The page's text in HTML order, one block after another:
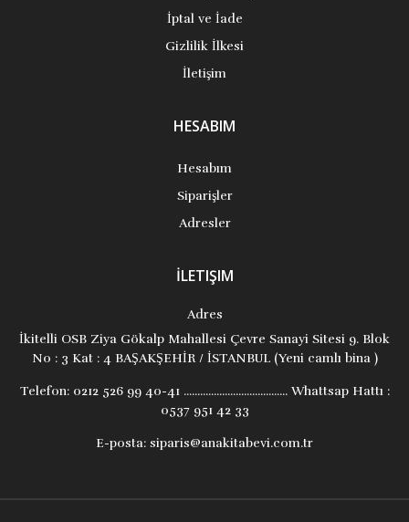
İptal ve İade
Gizlilik İlkesi
İletişim
HESABIM
Hesabım
Siparişler
Adresler
İLETIŞIM
Adres
İkitelli OSB Ziya Gökalp Mahallesi Çevre Sanayi Sitesi 9. Blok
No : 3 Kat : 4 BAŞAKŞEHİR / İSTANBUL (Yeni camlı bina )
Telefon:0212 526 99 40-41 ...................................... Whattsap Hattı :
0537 951 42 33
E-posta: siparis@anakitabevi.com.tr